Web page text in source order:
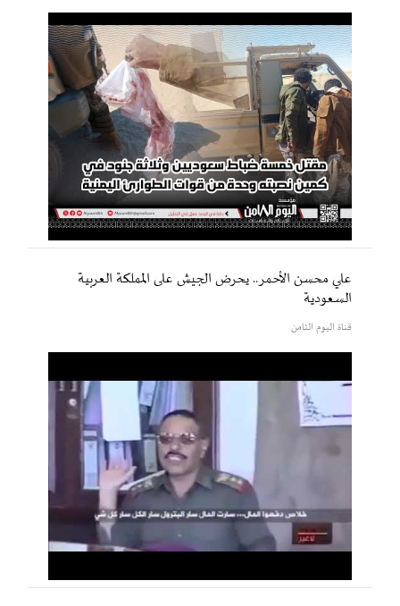
علي محسن الأحمر.. يحرض الجيش على المملكة العربية
السعودية
قناة اليوم الثامن